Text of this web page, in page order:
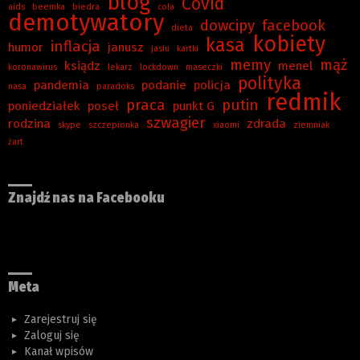
aids beemka biedra cola
demotywatory dieta dowcipy facebook
humor inflacja janusz jasiu kartki kasa kobiety
koronawirus ksiądz lekarz lockdown maseczki memy menel mąż
nasa pandemia paradoks podanie policja polityka
poniedziałek poseł praca punkt G putin redmik
rodzina skype szczepionka szwagier xiaomi zdrada
ziemniak
żart
Znajdź nas na Facebooku
Meta
Zarejestruj się
Zaloguj się
Kanał wpisów